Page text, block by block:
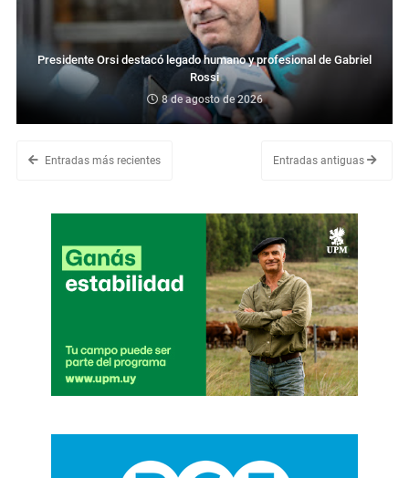
Presidente Orsi destacó legado humano y profesional de Gabriel
Rossi
8 de agosto de 2026
Entradas más recientes Entradas antiguas